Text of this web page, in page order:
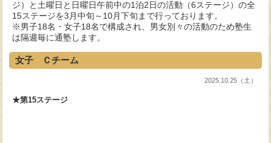
ジ）と土曜日と日曜日午前中の1泊2日の活動（6ステージ）の全
15ステージを3月中旬～10月下旬まで行っております。
※男子18名・女子18名で構成され、男女別々の活動のため塾生
は隔週毎に通塾します。
女子 Ｃチーム
2025.10.25（土）
★第15ステージ